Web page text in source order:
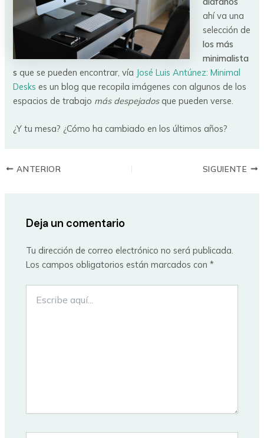
ahí va una
selección de
los más
minimalista
s que se pueden encontrar, vía José Luis Antúnez: Minimal
Desks es un blog que recopila imágenes con algunos de los
espacios de trabajo más despejadosque pueden verse.
¿Y tu mesa? ¿Cómo ha cambiado en los últimos años?
ANTERIOR SIGUIENTE
Deja un comentario
Tu dirección de correo electrónico no será publicada.
Los campos obligatorios están marcados con*
aquí...